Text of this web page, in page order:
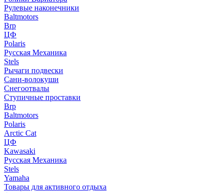
Рулевые наконечники
Baltmotors
Brp
ЦФ
Polaris
Русская Механика
Stels
Рычаги подвески
Сани-волокуши
Снегоотвалы
Ступичные проставки
Brp
Baltmotors
Polaris
Arctic Cat
ЦФ
Kawasaki
Русская Механика
Stels
Yamaha
Товары для активного отдыха